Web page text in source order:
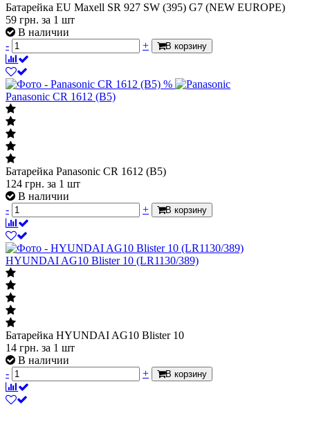
Батарейка EU Maxell SR 927 SW (395) G7 (NEW EUROPE)
59 грн. за 1 шт
В наличии
-
+ В корзину
%
Panasonic CR 1612 (B5)
Батарейка Panasonic CR 1612 (B5)
124 грн. за 1 шт
В наличии
-
+ В корзину
HYUNDAI AG10 Blister 10 (LR1130/389)
Батарейка HYUNDAI AG10 Blister 10
14 грн. за 1 шт
В наличии
-
+ В корзину